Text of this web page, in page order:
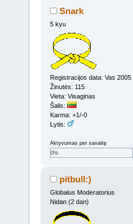
Snark
5 kyu
Registracijos data: Vas 2005
Žinutės: 115
Vieta: Visaginas
Šalis:
Karma: +1/-0
Lytis:
Aktyvumas per savaitę
0%
pitbull:)
Globalus Moderatorius
Nidan (2 dan)